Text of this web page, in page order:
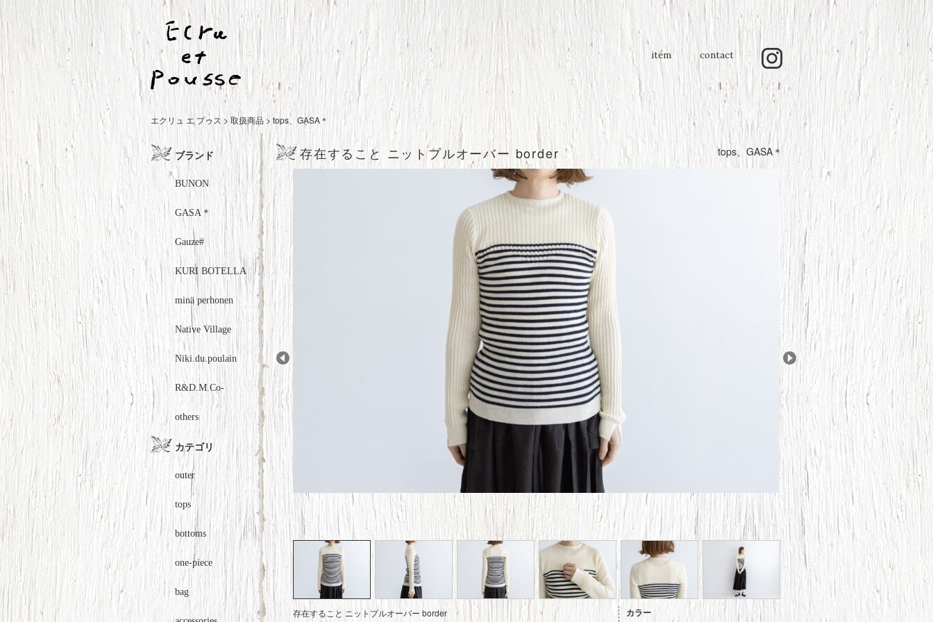
item contact
エクリュ エ プゥス > 取扱商品 > tops、 GASA＊
ブランド
BUNON
GASA＊
Gauze#
KURI BOTELLA
minä perhonen
Native Village
Niki.du.poulain
R&D.M.Co-
others
カテゴリ
outer
tops
bottoms
one-piece
bag
存在すること ニットプルオーバー border tops、 GASA＊
Prev Next
存在すること ニットプルオーバー border
カラー